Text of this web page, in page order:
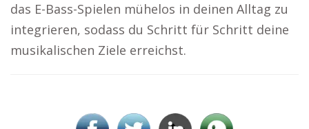
das E-Bass-Spielen mühelos in deinen Alltag zu
integrieren, sodass du Schritt für Schritt deine
musikalischen Ziele erreichst.